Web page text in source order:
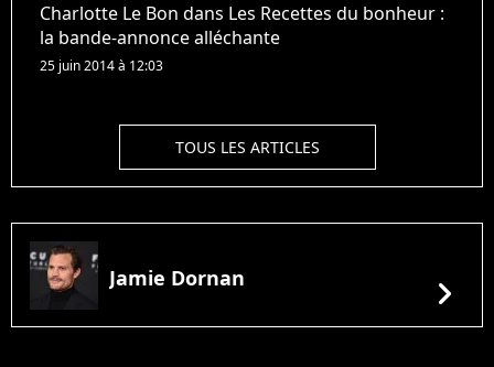
Charlotte Le Bon dans Les Recettes du bonheur :
la bande-annonce alléchante
25 juin 2014 à 12:03
TOUS LES ARTICLES
Jamie Dornan chevron_right